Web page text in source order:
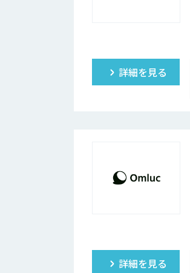
詳細を見る
詳細を見る